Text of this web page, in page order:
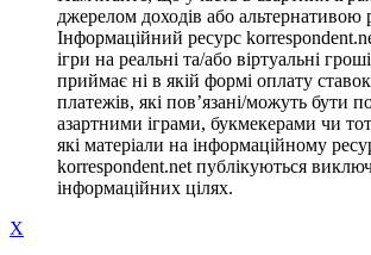
джерелом доходів або альтернативою
Інформаційний ресурс
ігри на реальні та/або віртуальні
приймає ні в якій формі оплату
платежів, які пов’язані/можуть бути
азартними іграми, букмекерами чи
які матеріали на інформаційному
korrespondent.net публікуються
інформаційних цілях.
X